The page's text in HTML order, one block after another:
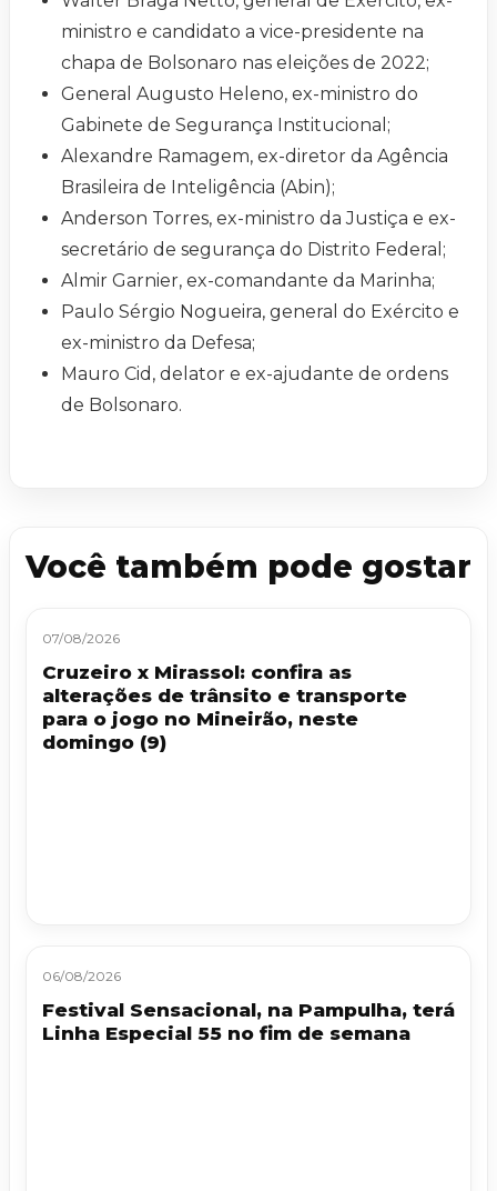
ministro e candidato a vice-presidente na
chapa de Bolsonaro nas eleições de 2022;
General Augusto Heleno, ex-ministro do
Gabinete de Segurança Institucional;
Alexandre Ramagem, ex-diretor da Agência
Brasileira de Inteligência (Abin);
Anderson Torres, ex-ministro da Justiça e ex-
secretário de segurança do Distrito Federal;
Almir Garnier, ex-comandante da Marinha;
Paulo Sérgio Nogueira, general do Exército e
ex-ministro da Defesa;
Mauro Cid, delator e ex-ajudante de ordens
de Bolsonaro.
Você também pode gostar
07/08/2026
Cruzeiro x Mirassol: confira as
alterações de trânsito e transporte
para o jogo no Mineirão, neste
domingo (9)
06/08/2026
Festival Sensacional, na Pampulha, terá
Linha Especial 55 no fim de semana